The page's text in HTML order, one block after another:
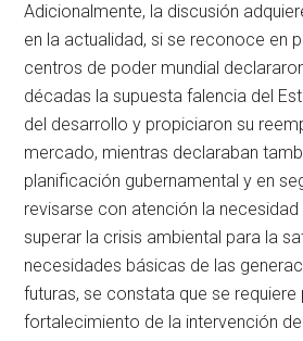
Adicionalmente, la discusión
en la actualidad, si se reconoce en
centros de poder mundial
décadas la supuesta falencia del
del desarrollo y propiciaron su
mercado, mientras declaraban
planificación gubernamental y en
revisarse con atención la
superar la crisis ambiental para la
necesidades básicas de las
futuras, se constata que se requiere
fortalecimiento de la intervención